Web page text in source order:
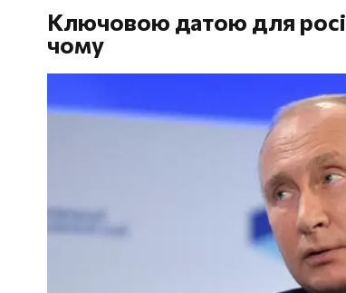
Ключовою датою для
чому